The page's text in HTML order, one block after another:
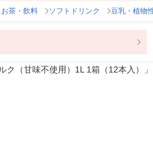
茶・飲料 ソフトドリンク 豆乳・植物